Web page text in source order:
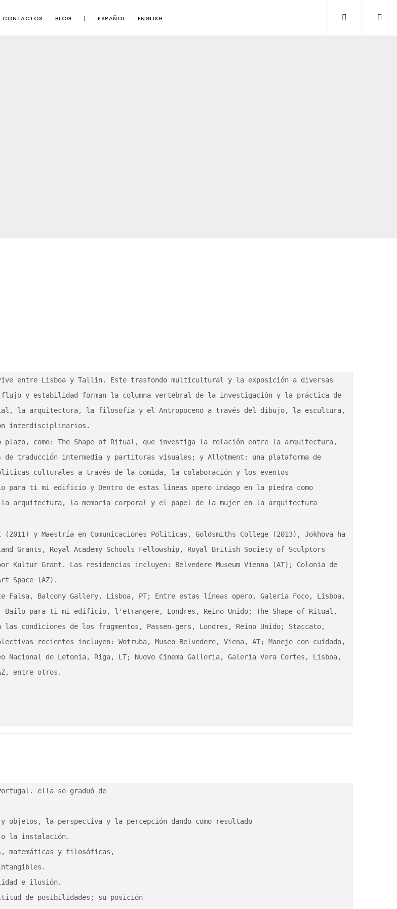
CONTACTOS BLOG | ESPAÑOL ENGLISH
entre Lisboa y Tallin. Este trasfondo multicultural y la exposición a diversas
y estabilidad forman la columna vertebral de la investigación y la práctica de
la arquitectura, la filosofía y el Antropoceno a través del dibujo, la escultura,
interdisciplinarios.
plazo, como: The Shape of Ritual, que investiga la relación entre la arquitectura,
de traducción intermedia y partituras visuales; y Allotment: una plataforma de
culturales a través de la comida, la colaboración y los eventos
para ti mi edificio y Dentro de estas líneas opero indago en la piedra como
arquitectura, la memoria corporal y el papel de la mujer en la arquitectura
y Maestría en Comunicaciones Políticas, Goldsmiths College (2013), Jokhova ha
Grants, Royal Academy Schools Fellowship, Royal British Society of Sculptors
Kultur Grant. Las residencias incluyen: Belvedere Museum Vienna (AT); Colonia de
Space (AZ).
Falsa, Balcony Gallery, Lisboa, PT; Entre estas líneas opero, Galeria Foco, Lisboa,
Bailo para ti mi edificio, l'etrangere, Londres, Reino Unido; The Shape of Ritual,
las condiciones de los fragmentos, Passen-gers, Londres, Reino Unido; Staccato,
recientes incluyen: Wotruba, Museo Belvedere, Viena, AT; Maneje con cuidado,
Nacional de Letonia, Riga, LT; Nuovo Cinema Galleria, Galeria Vera Cortes, Lisboa,
entre otros.
ella se graduó de
objetos, la perspectiva y la percepción dando como resultado
o la instalación.
matemáticas y filosóficas,
e ilusión.
de posibilidades; su posición